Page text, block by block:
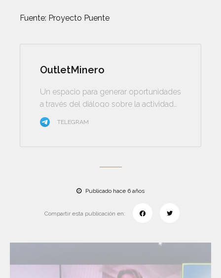
Fuente: Proyecto Puente
OutletMinero
Un espacio para generar oportunidades
a través del diálogo sobre la actividad
minera
TELEGRAM
Publicado hace 6 años
Compartir esta publicación en: